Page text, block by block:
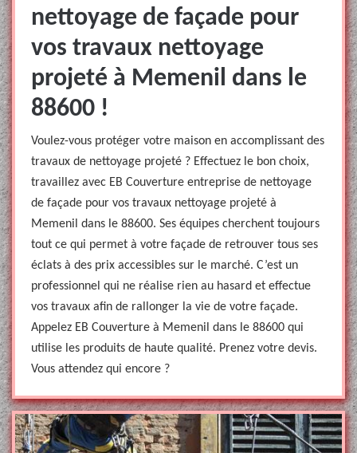
nettoyage de façade pour
vos travaux nettoyage
projeté à Memenil dans le
88600 !
Voulez-vous protéger votre maison en accomplissant des
travaux de nettoyage projeté ? Effectuez le bon choix,
travaillez avec EB Couverture entreprise de nettoyage
de façade pour vos travaux nettoyage projeté à
Memenil dans le 88600. Ses équipes cherchent toujours
tout ce qui permet à votre façade de retrouver tous ses
éclats à des prix accessibles sur le marché. C’est un
professionnel qui ne réalise rien au hasard et effectue
vos travaux afin de rallonger la vie de votre façade.
Appelez EB Couverture à Memenil dans le 88600 qui
utilise les produits de haute qualité. Prenez votre devis.
Vous attendez qui encore ?